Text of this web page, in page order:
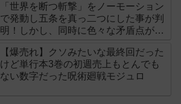
「世界を断つ斬撃」をノーモーション
で発動し五条を真っ二つにした事が判
明！しかし、同時に色々な矛盾点が生
【爆売れ】クソみたいな最終回だった
けど単行本3巻の初週売上もとんでも
ない数字だった呪術廻戦モジュロ